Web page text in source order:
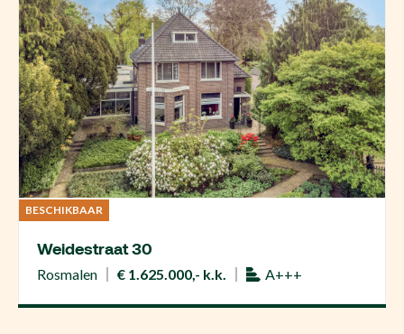
BESCHIKBAAR
Weidestraat 30
Rosmalen € 1.625.000,- k.k. A+++